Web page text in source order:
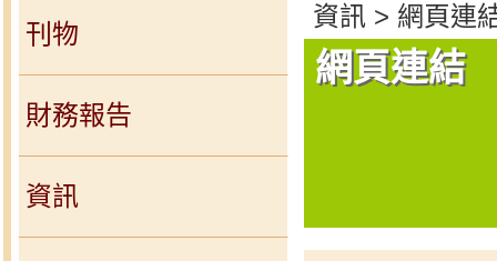
刊物
財務報告
資訊
資訊 > 網頁連
網頁連結